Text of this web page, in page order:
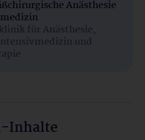
Anästhesie
für Anästhesie,
und
Inhalte